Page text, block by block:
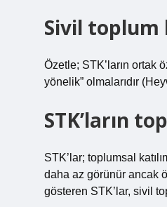
Sivil toplum
Özetle; STK’ların ortak
yönelik” olmalarıdır
STK’ların
STK’lar; toplumsal
daha az görünür ancak
gösteren STK’lar, sivil